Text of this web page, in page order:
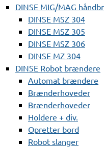
DINSE MIG/MAG
DINSE MSZ 304
DINSE MSZ 305
DINSE MSZ 306
DINSE MZ 304
DINSE Robot brændere
Automat brændere
Brænderhoveder
Brænderhoveder
Holdere + div.
Opretter bord
Robot slanger